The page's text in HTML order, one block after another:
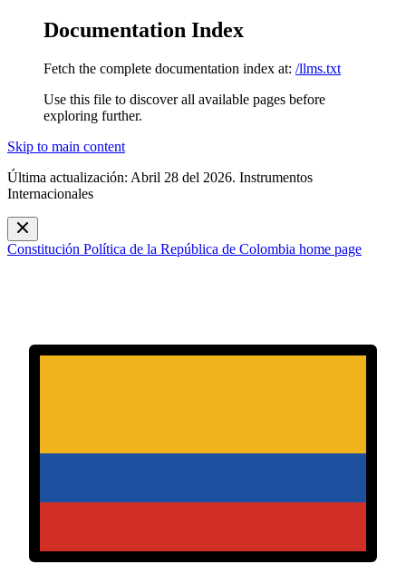
Documentation Index
Fetch the complete documentation index at: /llms.txt
Use this file to discover all available pages before
exploring further.
Skip to main content
Última actualización: Abril 28 del 2026. Instrumentos
Internacionales
Constitución Política de la República de Colombia home page